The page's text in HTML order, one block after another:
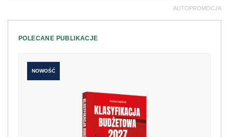
AUTOPROMOCJA
POLECANE PUBLIKACJE
NOWOŚĆ